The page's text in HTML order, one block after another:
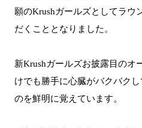
願のKrushガールズとしてラウ
だくこととなりました。
新Krushガールズお披露目のオ
けでも勝手に心臓がバクバク
のを鮮明に覚えています。